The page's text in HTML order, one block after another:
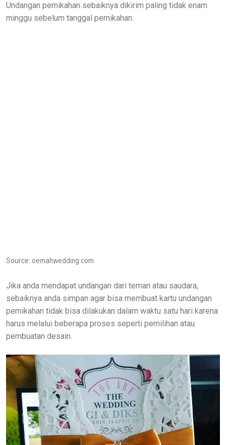
Undangan pernikahan sebaiknya dikirim paling tidak enam
minggu sebelum tanggal pernikahan.
Source: oemahwedding.com
Jika anda mendapat undangan dari teman atau saudara,
sebaiknya anda simpan agar bisa membuat kartu undangan
pernikahan tidak bisa dilakukan dalam waktu satu hari karena
harus melalui beberapa proses seperti pemilihan atau
pembuatan desain.